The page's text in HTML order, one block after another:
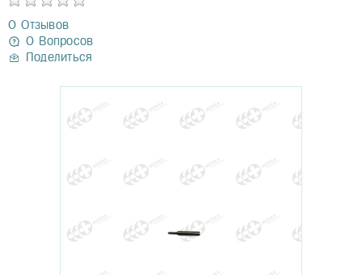
0 Отзывов
0 Вопросов
Поделиться